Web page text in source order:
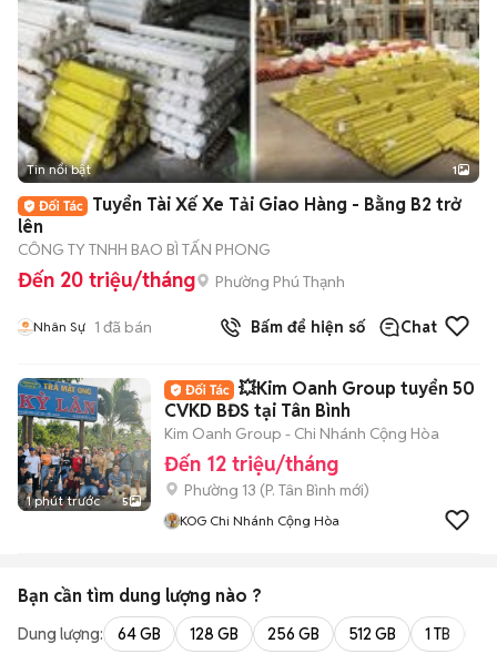
Tin nổi bật 1
Tuyển Tài Xế Xe Tải Giao Hàng - Bằng B2 trở
lên
CÔNG TY TNHH BAO BÌ TẤN PHONG
Đến 20 triệu/tháng Phường Phú Thạnh
Nhân Sự 1 đã bán Bấm để hiện số Chat
1 phút trước 5
💥Kim Oanh Group tuyển 50
CVKD BĐS tại Tân Bình
Kim Oanh Group - Chi Nhánh Cộng Hòa
Đến 12 triệu/tháng
Phường 13 (P. Tân Bình mới)
KOG Chi Nhánh Cộng Hòa
Bạn cần tìm dung lượng nào ?
Dung lượng: 64 GB 128 GB 256 GB 512 GB 1 TB